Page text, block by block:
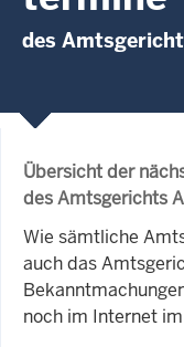
des
Übersicht der
des Amtsgerichts
Wie sämtliche
auch das
noch im Internet